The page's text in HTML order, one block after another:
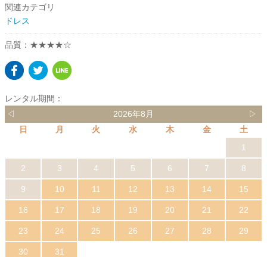
関連カテゴリ
ドレス
品質：★★★★☆
レンタル期間：
◁
2026年8月
▷
日
月 火 水 木 金
土
1
2 3 4 5 6 7 8
9 10 11 12 13 14 15
16 17 18 19 20 21 22
23 24 25 26 27 28 29
30 31